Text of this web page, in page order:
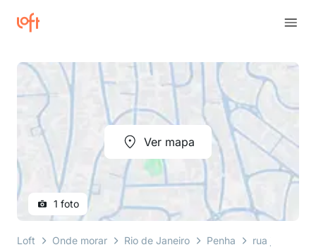
Ver mapa
1 foto
Loft Onde morar Rio de Janeiro Penha rua jacuruta